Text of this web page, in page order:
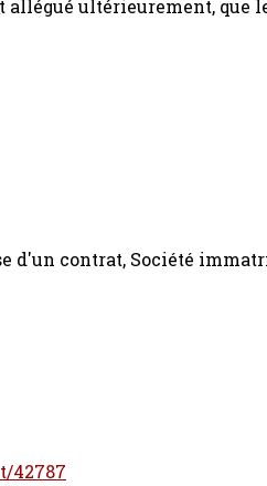
ultérieurement, que
d'un contrat, Société
42787